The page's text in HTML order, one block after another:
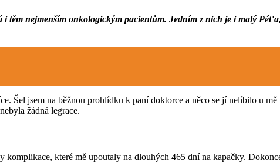
nejmenším onkologickým pacientům. Jedním z nich je i malý
Šel jsem na běžnou prohlídku k paní doktorce a něco se jí nelíbilo u
žádná legrace.
komplikace, které mě upoutaly na dlouhých 465 dní na kapačky.